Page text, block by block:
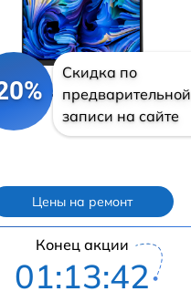
Скидка по
предварительной
записи на сайте
Цены на ремонт
Конец акции
01:13:40